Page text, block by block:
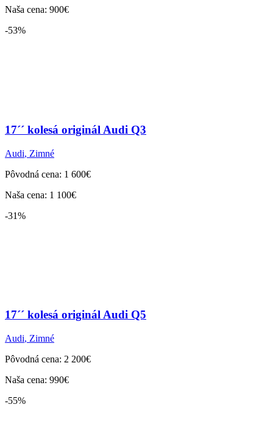
Naša cena: 900€
-53%
17´´ kolesá originál Audi Q3
Audi, Zimné
Pôvodná cena: 1 600€
Naša cena: 1 100€
-31%
17´´ kolesá originál Audi Q5
Audi, Zimné
Pôvodná cena: 2 200€
Naša cena: 990€
-55%